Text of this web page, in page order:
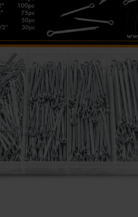
Solglasögon 5
125 KR
KÖP